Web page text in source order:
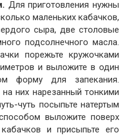
Для приготовления нужны
маленьких кабачков,
сыра, две столовые
подсолнечного масла.
порежьте кружочками
и выложите в один
форму для запекания.
них нарезанный тонкими
чуть посыпьте натертым
выложите поверх
и присыпьте его